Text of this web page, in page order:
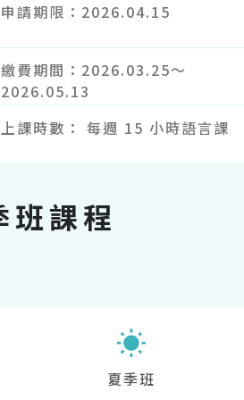
申請期限 2026.04.15
繳費期間
2026.03.25～
2026.05.13
上課時數
每週 15 小時語言課
課程
夏季班